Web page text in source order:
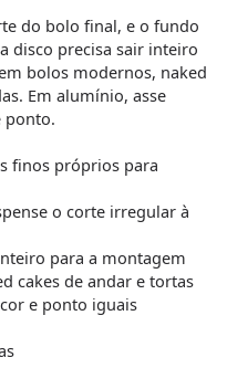
do bolo final, e o fundo
disco precisa sair inteiro
bolos modernos, naked
Em alumínio, asse
ponto.
finos próprios para
o corte irregular à
para a montagem
cakes de andar e tortas
e ponto iguais